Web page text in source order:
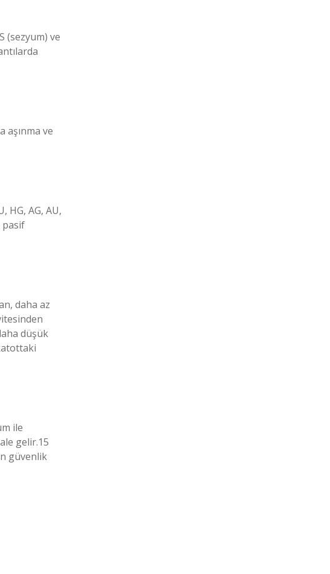
(sezyum) ve
aşınma ve
HG, AG, AU,
pasif
daha az
düşük
ile
gelir.15
güvenlik